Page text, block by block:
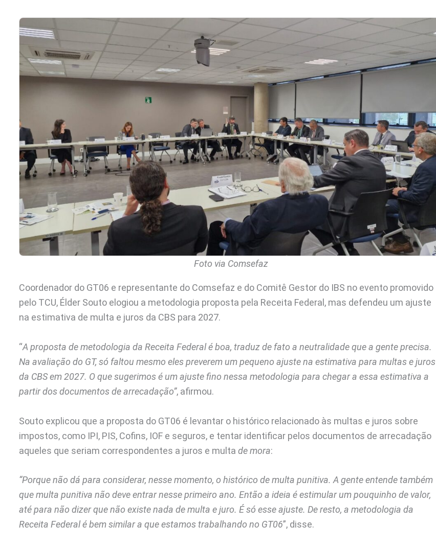
Foto via Comsefaz
Coordenador do GT06 e representante do Comsefaz e do Comitê Gestor do IBS no evento promovido
pelo TCU, Élder Souto elogiou a metodologia proposta pela Receita Federal, mas defendeu um ajuste
na estimativa de multa e juros da CBS para 2027.
“A proposta de metodologia da Receita Federal é boa, traduz de fato a neutralidade que a gente precisa.
Na avaliação do GT, só faltou mesmo eles preverem um pequeno ajuste na estimativa para multas e juros
da CBS em 2027. O que sugerimos é um ajuste fino nessa metodologia para chegar a essa estimativa a
partir dos documentos de arrecadação”, afirmou.
Souto explicou que a proposta do GT06 é levantar o histórico relacionado às multas e juros sobre
impostos, como IPI, PIS, Cofins, IOF e seguros, e tentar identificar pelos documentos de arrecadação
aqueles que seriam correspondentes a juros e multa de mora:
“Porque não dá para considerar, nesse momento, o histórico de multa punitiva. A gente entende também
que multa punitiva não deve entrar nesse primeiro ano. Então a ideia é estimular um pouquinho de valor,
até para não dizer que não existe nada de multa e juro. É só esse ajuste. De resto, a metodologia da
Receita Federal é bem similar a que estamos trabalhando no GT06”, disse.